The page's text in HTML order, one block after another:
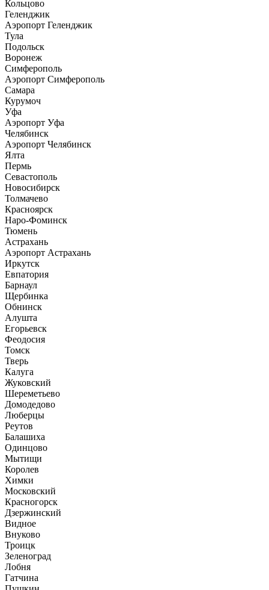
Кольцово
Геленджик
Аэропорт Геленджик
Тула
Подольск
Воронеж
Симферополь
Аэропорт Симферополь
Самара
Курумоч
Уфа
Аэропорт Уфа
Челябинск
Аэропорт Челябинск
Ялта
Пермь
Севастополь
Новосибирск
Толмачево
Красноярск
Наро-Фоминск
Тюмень
Астрахань
Аэропорт Астрахань
Иркутск
Евпатория
Барнаул
Щербинка
Обнинск
Алушта
Егорьевск
Феодосия
Томск
Тверь
Калуга
Жуковский
Шереметьево
Домодедово
Люберцы
Реутов
Балашиха
Одинцово
Мытищи
Королев
Химки
Московский
Красногорск
Дзержинский
Видное
Внуково
Троицк
Зеленоград
Лобня
Гатчина